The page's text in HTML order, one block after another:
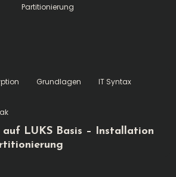
Partitionierung
Grundlagen
IT Syntax
LUKS Basis – Installation